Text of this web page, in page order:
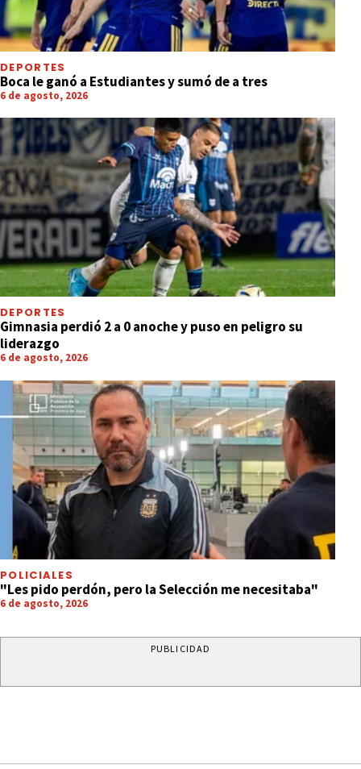
DEPORTES
Boca le ganó a Estudiantes y sumó de a tres
6 de agosto, 2026
DEPORTES
Gimnasia perdió 2 a 0 anoche y puso en peligro su
liderazgo
6 de agosto, 2026
POLICIALES
"Les pido perdón, pero la Selección me necesitaba"
6 de agosto, 2026
PUBLICIDAD